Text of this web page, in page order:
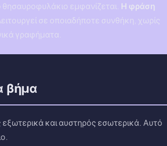
εμφανίζεται. Η φράση
σε οποιαδήποτε συνθήκη, χωρίς
γραφήματα.
βήμα
και αυστηρός εσωτερικά. Αυτό